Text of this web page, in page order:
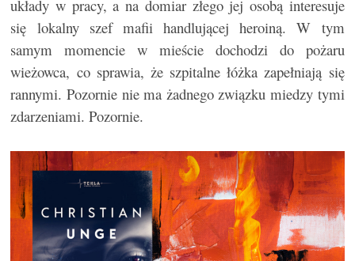
układy w pracy, a na domiar złego jej osobą interesuje
się lokalny szef mafii handlującej heroiną. W tym
samym momencie w mieście dochodzi do pożaru
wieżowca, co sprawia, że szpitalne łóżka zapełniają się
rannymi. Pozornie nie ma żadnego związku miedzy tymi
zdarzeniami. Pozornie.